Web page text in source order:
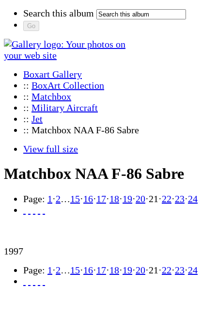
Search this album
Boxart Gallery
:: BoxArt Collection
:: Matchbox
:: Military Aircraft
:: Jet
:: Matchbox NAA F-86 Sabre
View full size
Matchbox NAA F-86 Sabre
Page: 1 ·2…15·16·17·18·19·20·21 ·22·23·24
1997
Page: 1 ·2…15·16·17·18·19·20·21 ·22·23·24